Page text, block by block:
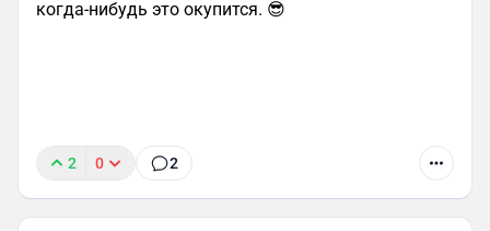
когда-нибудь это окупится. 😎
2 0 2